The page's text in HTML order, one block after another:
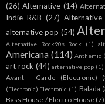
(26) Alternative (14)
Indie R&B (27)
alternative pop (54)
Alternative Rock90s Rock
(1)
Americana (114) Anthemic
art rock (44) arternative pop (1)
Avant - Garde (Electronic)
(Electronic).Electronic (1) Balada
Bass House / Electro House (7)